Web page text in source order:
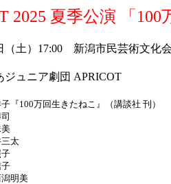
2025 夏季公演 「
（土）17:00 新潟市民芸術文化
ジュニア劇団 APRICOT
子『100万回生きたねこ』（講談社 刊）
美
三太
子
子
潟明美